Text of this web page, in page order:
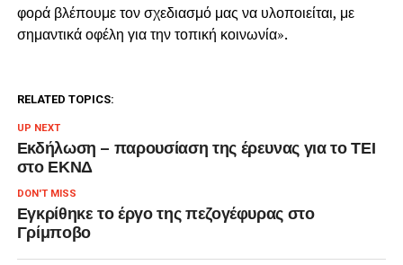
φορά βλέπουμε τον σχεδιασμό μας να υλοποιείται, με
σημαντικά οφέλη για την τοπική κοινωνία».
RELATED TOPICS:
UP NEXT
Εκδήλωση – παρουσίαση της έρευνας για το ΤΕΙ
στο ΕΚΝΔ
DON'T MISS
Εγκρίθηκε το έργο της πεζογέφυρας στο
Γρίμποβο